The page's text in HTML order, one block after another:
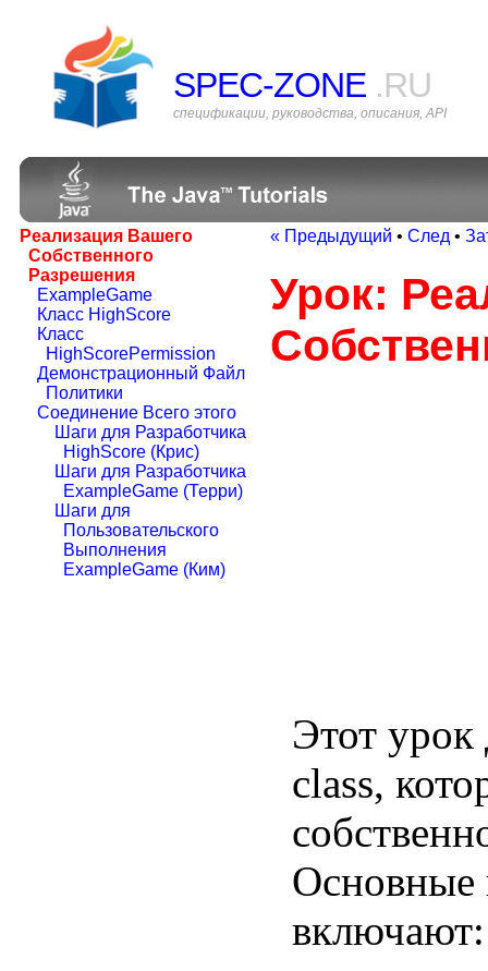
SPEC-ZONE .RU
спецификации, руководства, описания, API
Реализация Вашего
Собственного
Разрешения
ExampleGame
Класс HighScore
Класс
HighScorePermission
Демонстрационный Файл
Политики
Соединение Всего этого
Шаги для Разработчика
HighScore (Крис)
Шаги для Разработчика
ExampleGame (Терри)
Шаги для
Пользовательского
Выполнения
ExampleGame (Ким)
« Предыдущий • След •
Урок:
Этот урок
class,
Основные
включают: